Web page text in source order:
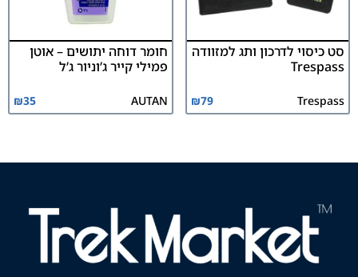
סט כיסוי לדרכון ותג למזוודה
Trespass
Trespass
₪79
חומר דוחה יתושים – אוטן
פמילי קייר ג’וניור ג’ל
AUTAN
₪35